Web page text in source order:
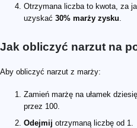
Otrzymana liczba to kwota, za
uzyskać 30% marży zysku
Jak obliczyć narzut na
Aby obliczyć narzut z marży:
Zamień marżę na ułamek
przez 100.
Odejmij otrzymaną liczbę od 1.